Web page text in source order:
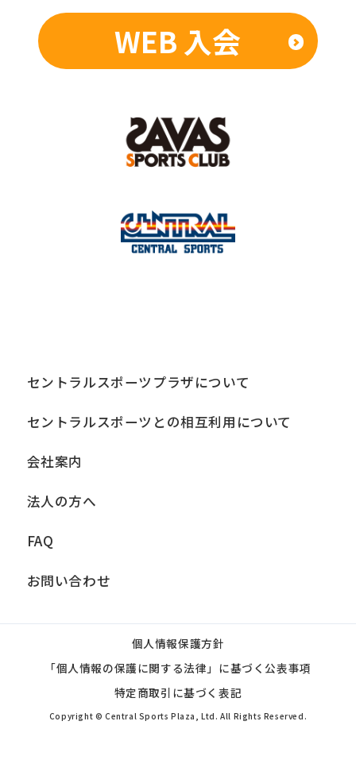
WEB 入会
セントラルスポーツプラザについて
セントラルスポーツとの相互利用について
会社案内
法人の方へ
FAQ
お問い合わせ
個人情報保護方針
「個人情報の保護に関する法律」に基づく公表事項
特定商取引に基づく表記
Copyright © Central Sports Plaza, Ltd. All Rights Reserved.